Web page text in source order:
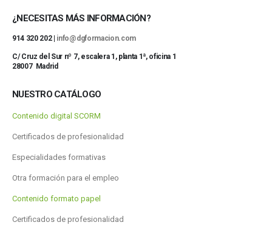
¿NECESITAS MÁS INFORMACIÓN?
914 320 202 | info@dgformacion.com
C/ Cruz del Sur nº 7, escalera 1, planta 1ª, oficina 1
28007 Madrid
NUESTRO CATÁLOGO
Contenido digital SCORM
Certificados de profesionalidad
Especialidades formativas
Otra formación para el empleo
Contenido formato papel
Certificados de profesionalidad